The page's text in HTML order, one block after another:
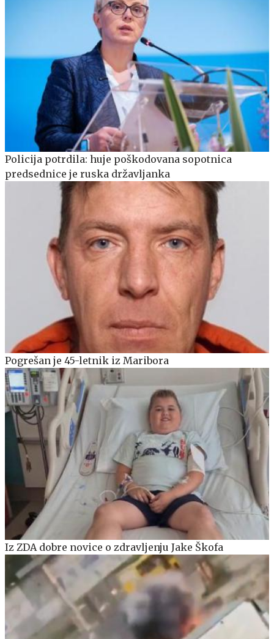
Policija potrdila: huje poškodovana sopotnica
predsednice je ruska državljanka
Pogrešan je 45-letnik iz Maribora
Iz ZDA dobre novice o zdravljenju Jake Škofa